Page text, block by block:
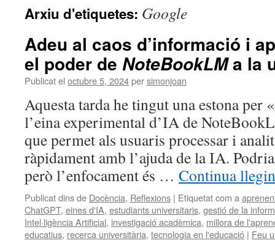
Arxiu d'etiquetes: Google
Adeu al caos d’informació i
el poder de NoteBookLMa la
Publicat el octubre 5, 2024persimonjoan
Aquesta tarda he tingut una estona per
l’eina experimental d’IA de
que permet als usuaris processar i
ràpidament amb l’ajuda de la IA.
però l’enfocament és … Continua
Publicat dins de Docència, Reflexions | Etiquetat com a
ChatGPT, eines d'IA, estudiants universitaris, gestió de la
Intel·ligència Artificial, investigació acadèmica, millora de
educatius, recerca universitària, tecnologia en l'educació | Feu